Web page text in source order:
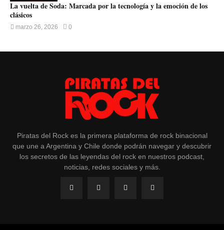
La vuelta de Soda: Marcada por la tecnología y la emoción de los
clásicos
marzo 26, 2026 0
Piratas del Rock es la primera plataforma de rock binacional
que une a Argentina y Chile donde podrán navegar y descubrir
los secretos de las leyendas del rock en nuestros podcast,
noticias, redes sociales y más.